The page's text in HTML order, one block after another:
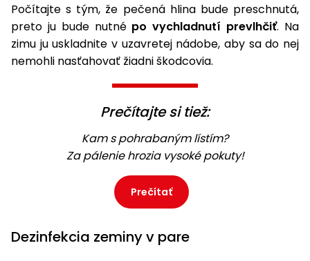
Počítajte s tým, že pečená hlina bude preschnutá,
preto ju bude nutné po vychladnutí prevlhčiť. Na
zimu ju uskladnite v uzavretej nádobe, aby sa do nej
nemohli nasťahovať žiadni škodcovia.
Prečítajte si tiež:
Kam s pohrabaným lístím?
Za pálenie hrozia vysoké pokuty!
Prečítať
Dezinfekcia zeminy v pare